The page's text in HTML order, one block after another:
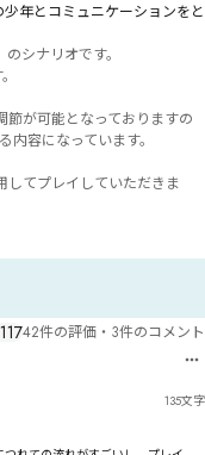
年とコミュニケーションをと
シナリオです。
が可能となっておりますの
内容になっています。
してプレイしていただきま
11742件の評価 ・ 3件のコメント
135文字